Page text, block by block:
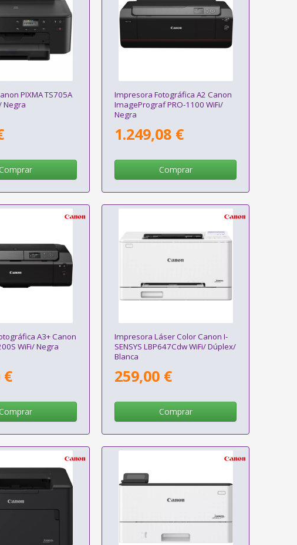
PIXMA TS705A
Negra
Impresora Fotográfica A2 Canon
ImagePrograf PRO-1100 WiFi/
Negra
1.249,08 €
Comprar
A3+ Canon
WiFi/ Negra
€
Impresora Láser Color Canon I-
SENSYS LBP647Cdw WiFi/ Dúplex/
Blanca
259,00 €
Comprar